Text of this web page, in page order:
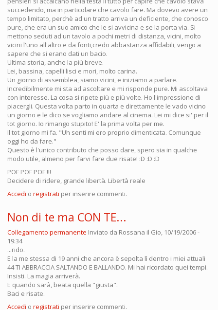
succedendo, ma in particolare che cavolo fare. Ma dovevo avere un
tempo limitato, perchè ad un tratto arriva un deficiente, che conosco
pure, che era un suo amico che le si avvicina e se la porta via. Si
mettono seduti ad un tavolo a pochi metri di distanza, vicini, molto
vicini l'uno all'altro e da fonti,credo abbastanza affidabili, vengo a
sapere che si erano dati un bacio.
Ultima storia, anche la più breve.
Lei, bassina, capelli lisci e mori, molto carina.
Un giorno di assemblea, siamo vicini, e iniziamo a parlare.
Incredibilmente mi sta ad ascoltare e mi risponde pure. Mi ascoltava
con interesse. La cosa si ripete più e più volte. Ho l'impressione di
piacergli. Questa volta parto in quarta e direttamente le vado vicino
un giorno e le dico se vogliamo andare al cinema. Lei mi dice si' per il
tot giorno. Io rimango stupito! E' la prima volta per me.
Il tot giorno mi fa. "Uh senti mi ero proprio dimenticata. Comunque
oggi ho da fare."
Questo è l'unico contributo che posso dare, spero sia in qualche
modo utile, almeno per farvi fare due risate! :D :D :D
POF POF POF !!!
Decidere di ridere, grande libertà. Libertà reale
Accedi o registrati per inserire commenti.
Non di te ma CON TE...
Collegamento permanente Inviato da Rossana il Gio, 10/19/2006 -
19:34
...rido.
E la me stessa di 19 anni che ancora è sepolta lì dentro i miei attuali
44 TI ABBRACCIA SALTANDO E BALLANDO. Mi hai ricordato quei tempi.
Insisti. La magia arriverà.
E quando sarà, beata quella "giusta".
Baci e risate.
Accedi o registrati per inserire commenti.